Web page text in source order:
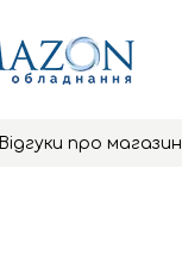
Відгуки про магазин